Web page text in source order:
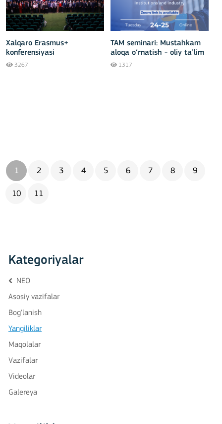
Xalqaro Erasmus+
konferensiyasi
«O‘zbekistonda oliy ta’lim
3267
TAM seminari: Mustahkam
aloqa o‘rnatish - oliy ta’lim
muassasalari va sanoat
1317
1 2 3 4 5 6 7 8 9
10 11
Kategoriyalar
NEO
Asosiy vazifalar
Bog'lanish
Yangiliklar
Maqolalar
Vazifalar
Videolar
Galereya